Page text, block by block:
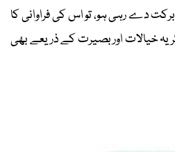
دے رہی ہو، تو اس کی فراوانی کا
یہ خیالات اور بصیرت کے ذریعے بھی